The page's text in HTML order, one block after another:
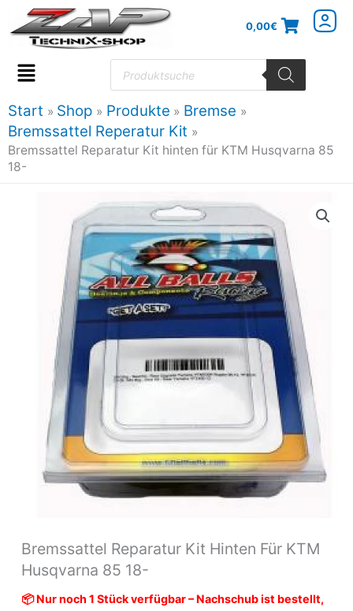
Inhalt
springen
0,00€
Flyout
Menu
Products
search
Start Shop Produkte
Bremse
Bremssattel Reperatur Kit
Bremssattel Reparatur Kit hinten für KTM Husqvarna 85
18-
Bremssattel Reparatur Kit Hinten Für KTM
Husqvarna 85 18-
📦 Nur noch 1 Stück verfügbar – Nachschub ist bestellt,
Husqvarna
Menge